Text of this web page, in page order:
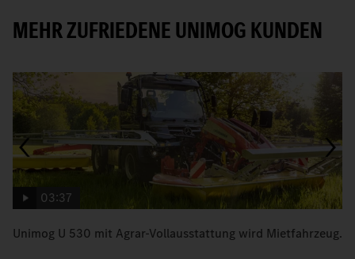
MEHR ZUFRIEDENE UNIMOG KUNDEN
03:37
Unimog U 530 mit Agrar-Vollausstattung wird Mietfahrzeug.